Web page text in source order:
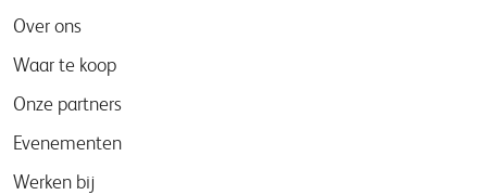
Over ons
Waar te koop
Onze partners
Evenementen
Werken bij